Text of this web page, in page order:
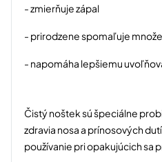
- zmierňuje zápal
- prirodzene spomaľuje
- napomáha lepšiemu
Čistý noštek sú špeciálne
zdravia nosa a prínosových
používanie pri opakujúcich sa